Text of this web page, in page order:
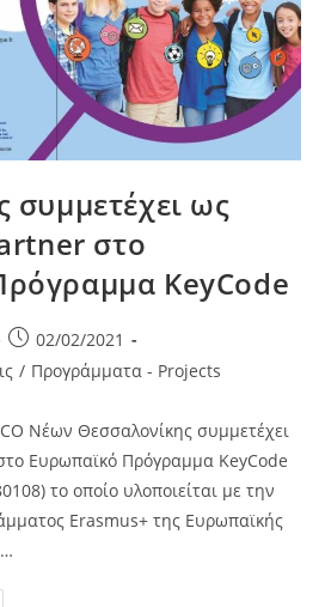
συμμετέχει ως
στο
KeyCode
Post
published:
02/02/2021
/ Προγράμματα - Projects
Νέων Θεσσαλονίκης συμμετέχει
Ευρωπαϊκό Πρόγραμμα KeyCode
το οποίο υλοποιείται με την
Erasmus+ της Ευρωπαϊκής